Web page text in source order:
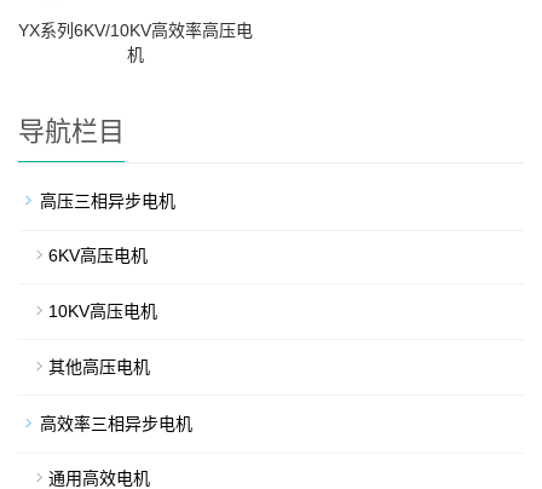
YX系列6KV/10KV高效率高压电
机
导航栏目
高压三相异步电机
6KV高压电机
10KV高压电机
其他高压电机
高效率三相异步电机
通用高效电机